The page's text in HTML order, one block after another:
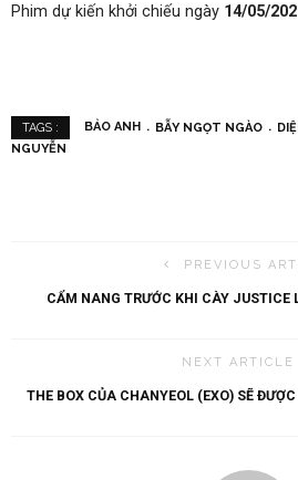
Phim dự kiến khởi chiếu ngày 14/05/
TAGS : BẢO ANH BẪY NGỌT NGÀO
NGUYỄN
PREVIOUS
CẨM NANG TRƯỚC KHI CÀY JUSTICE
NEXT ARTICLE
THE BOX CỦA CHANYEOL (EXO) SẼ